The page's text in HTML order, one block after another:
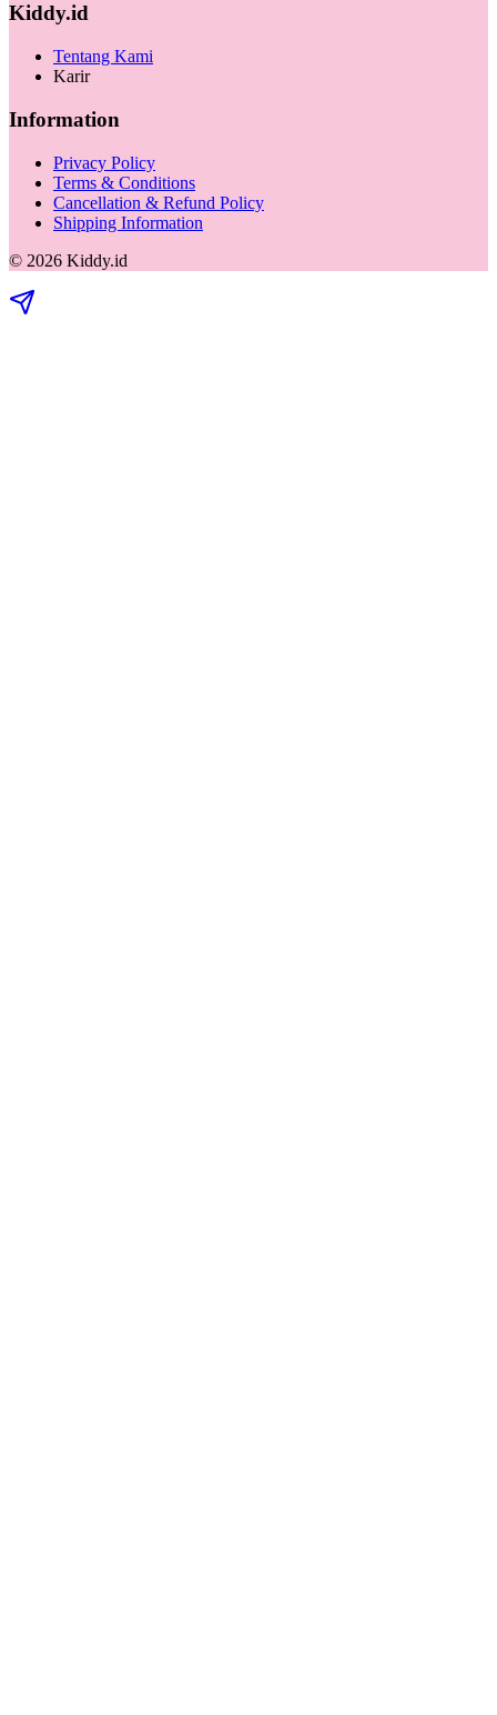
Kiddy.id
Tentang Kami
Karir
Information
Privacy Policy
Terms & Conditions
Cancellation & Refund Policy
Shipping Information
© 2026 Kiddy.id